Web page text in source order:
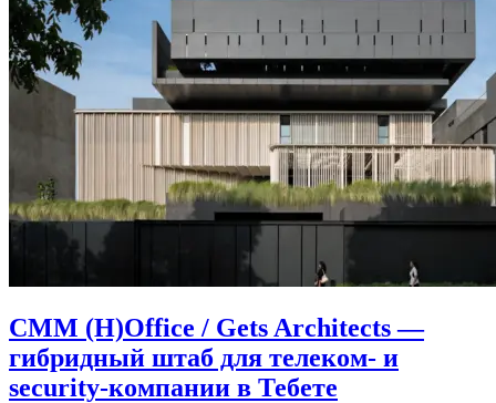
CMM (H)Office / Gets Architects —
гибридный штаб для телеком- и
security-компании в Тебете